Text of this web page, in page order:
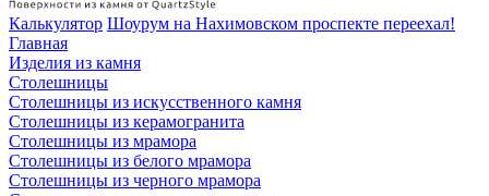
Калькулятор Шоурум на Нахимовском проспекте переехал!
Главная
Изделия из камня
Столешницы
Столешницы из искусственного камня
Столешницы из керамогранита
Столешницы из мрамора
Столешницы из белого мрамора
Столешницы из черного мрамора